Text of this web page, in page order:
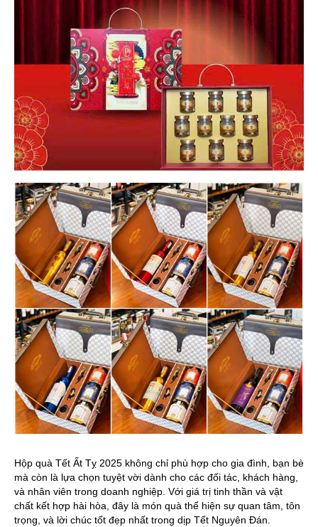
Hộp quà Tết Ất Tỵ 2025 không chỉ phù hợp cho gia đình, bạn bè
mà còn là lựa chọn tuyệt vời dành cho các đối tác, khách hàng,
và nhân viên trong doanh nghiệp. Với giá trị tinh thần và vật
chất kết hợp hài hòa, đây là món quà thể hiện sự quan tâm, tôn
trọng, và lời chúc tốt đẹp nhất trong dịp Tết Nguyên Đán.